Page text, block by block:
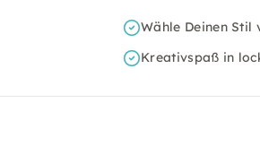
Wähle Deinen Stil
Kreativspaß in